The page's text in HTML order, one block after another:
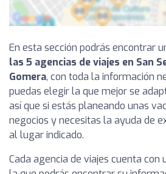
En esta sección podrás encontrar
las 5 agencias de viajes en San
Gomera, con toda la información
puedas elegir la que mejor se
así que si estás planeando unas
negocios y necesitas la ayuda de
al lugar indicado.
Cada agencia de viajes cuenta con